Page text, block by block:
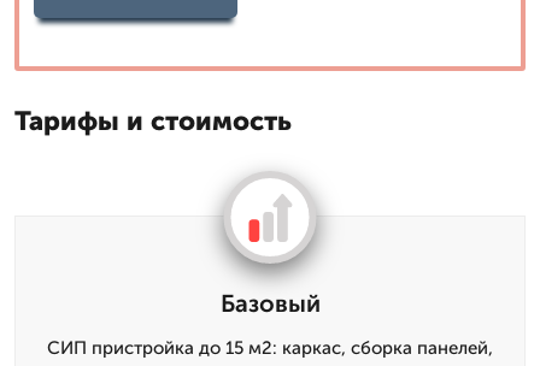
Тарифы и стоимость
Базовый
СИП пристройка до 15 м2: каркас, сборка панелей,